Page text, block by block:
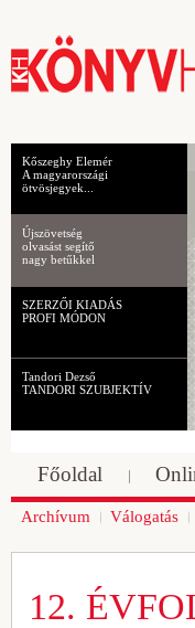
Kőszeghy Elemér
A magyarországi
ötvösjegyek...
Újszövetség
olvasást segítő
nagy betűkkel
SZERZŐI KIADÁS
PROFI MÓDON
Tandori Dezső
TANDORI SZUBJEKTÍV
Főoldal
Archívum Válogatás
12.